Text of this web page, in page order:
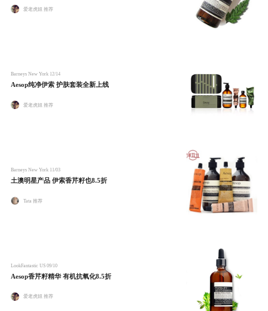
爱老虎妞 推荐
Barneys New York 12/14
Aesop纯净伊索 护肤套装全新上线
爱老虎妞 推荐
Barneys New York 11/03
土澳明星产品 伊索香芹籽也8.5折
Tata 推荐
LookFantastic US 09/10
Aesop香芹籽精华 有机抗氧化8.5折
爱老虎妞 推荐